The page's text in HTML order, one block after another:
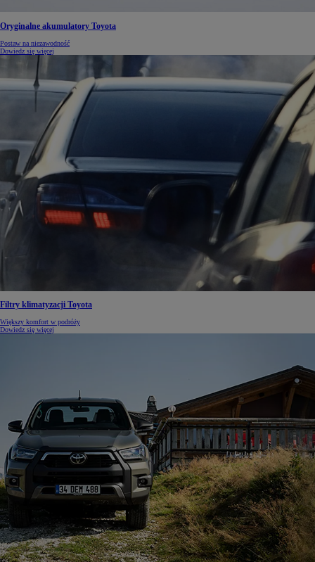
Oryginalne akumulatory Toyota
Postaw na niezawodność
Dowiedz się więcej
Filtry klimatyzacji Toyota
Większy komfort w podróży
Dowiedz się więcej